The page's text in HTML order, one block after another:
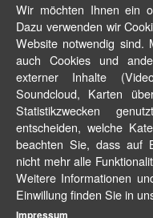
Wir möchten Ihnen ein
Dazu verwenden wir
Website notwendig sind.
auch Cookies und
externer Inhalte
Soundcloud, Karten
Statistikzwecken
entscheiden, welche
beachten Sie, dass auf
nicht mehr alle
Weitere Informationen
Einwillung finden Sie in
Impressum